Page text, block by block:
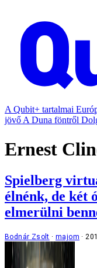
A Qubit+ tartalmai
jövő A Duna föntről
Ernest
Spielberg
élnénk, de két
elmerülni
Bodnár Zsolt majom